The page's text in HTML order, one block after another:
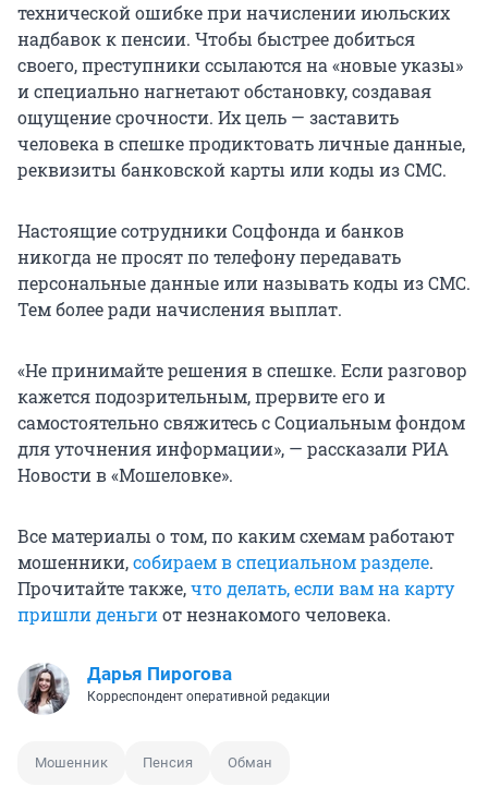
технической ошибке при начислении июльских
надбавок к пенсии. Чтобы быстрее добиться
своего, преступники ссылаются на «новые указы»
и специально нагнетают обстановку, создавая
ощущение срочности. Их цель — заставить
человека в спешке продиктовать личные данные,
реквизиты банковской карты или коды из СМС.
Настоящие сотрудники Соцфонда и банков
никогда не просят по телефону передавать
персональные данные или называть коды из СМС.
Тем более ради начисления выплат.
«Не принимайте решения в спешке. Если разговор
кажется подозрительным, прервите его и
самостоятельно свяжитесь с Социальным фондом
для уточнения информации», — рассказали РИА
Новости в «Мошеловке».
Все материалы о том, по каким схемам работают
мошенники,собираем в специальном разделе.
Прочитайте также,что делать, если вам на карту
пришли деньгиот незнакомого человека.
Дарья Пирогова
Корреспондент оперативной редакции
Мошенник Пенсия Обман